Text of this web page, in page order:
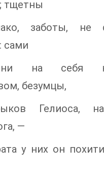
тщетны
заботы, не
сами
на себя
безумцы,
Гелиоса,
—
у них он